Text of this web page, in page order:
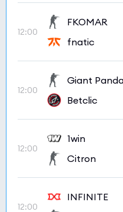
12:00
FKOMAR
fnatic
12:00
Giant
Betclic
12:00
1win
Citron
12:00
INFINITE